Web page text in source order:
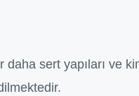
sert yapıları ve